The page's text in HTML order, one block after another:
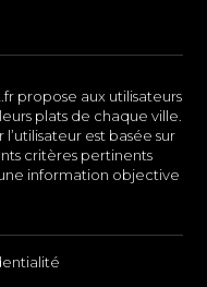
propose aux utilisateurs
plats de chaque ville.
est basée sur
critères pertinents
information objective